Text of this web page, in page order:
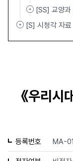
[SS] 교양과
[S] 시청각 자료
《우리시
등록번호 MA-